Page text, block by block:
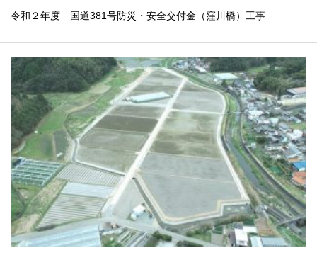
令和２年度 国道381号防災・安全交付金（窪川橋）工事